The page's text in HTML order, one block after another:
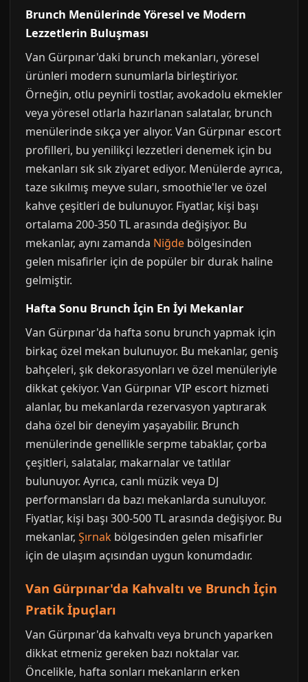
Brunch Menülerinde Yöresel ve Modern
Lezzetlerin Buluşması
Van Gürpınar'daki brunch mekanları, yöresel
ürünleri modern sunumlarla birleştiriyor.
Örneğin, otlu peynirli tostlar, avokadolu ekmekler
veya yöresel otlarla hazırlanan salatalar, brunch
menülerinde sıkça yer alıyor. Van Gürpınar escort
profilleri, bu yenilikçi lezzetleri denemek için bu
mekanları sık sık ziyaret ediyor. Menülerde ayrıca,
taze sıkılmış meyve suları, smoothie'ler ve özel
kahve çeşitleri de bulunuyor. Fiyatlar, kişi başı
ortalama 200-350 TL arasında değişiyor. Bu
mekanlar, aynı zamanda Niğde bölgesinden
gelen misafirler için de popüler bir durak haline
gelmiştir.
Hafta Sonu Brunch İçin En İyi Mekanlar
Van Gürpınar'da hafta sonu brunch yapmak için
birkaç özel mekan bulunuyor. Bu mekanlar, geniş
bahçeleri, şık dekorasyonları ve özel menüleriyle
dikkat çekiyor. Van Gürpınar VIP escort hizmeti
alanlar, bu mekanlarda rezervasyon yaptırarak
daha özel bir deneyim yaşayabilir. Brunch
menülerinde genellikle serpme tabaklar, çorba
çeşitleri, salatalar, makarnalar ve tatlılar
bulunuyor. Ayrıca, canlı müzik veya DJ
performansları da bazı mekanlarda sunuluyor.
Fiyatlar, kişi başı 300-500 TL arasında değişiyor. Bu
mekanlar, Şırnak bölgesinden gelen misafirler
için de ulaşım açısından uygun konumdadır.
Van Gürpınar'da Kahvaltı ve Brunch İçin
Pratik İpuçları
Van Gürpınar'da kahvaltı veya brunch yaparken
dikkat etmeniz gereken bazı noktalar var.
Öncelikle, hafta sonları mekanların erken